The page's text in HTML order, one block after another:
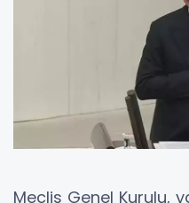
Meclis Genel Kurulu,